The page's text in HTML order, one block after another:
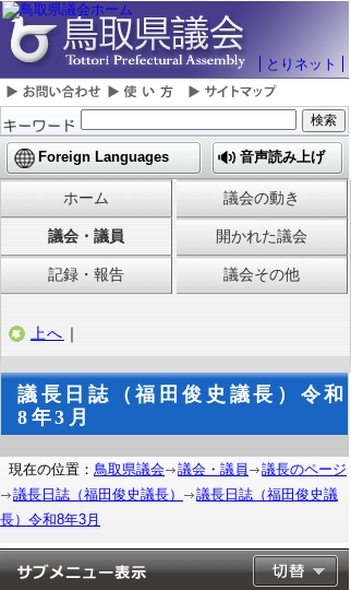
とりネット
Foreign Languages 音声読み上げ
ホーム 議会の動き
議会・議員 開かれた議会
記録・報告 議会その他
上へ ｜
議長日誌（福田俊史議長）令和
8年3月
現在の位置： 鳥取県議会 議会・議員
議長のページ
議長日誌（福田俊史議長）
議長日誌（福田俊史議
長）令和8年3月